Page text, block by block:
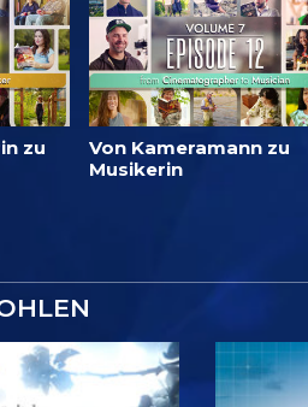
zu
Von Kameramann zu
Musikerin